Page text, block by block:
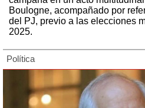
Boulogne, acompañado por
del PJ, previo a las elecciones
2025.
Política